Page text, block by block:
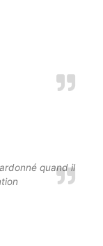
quand il